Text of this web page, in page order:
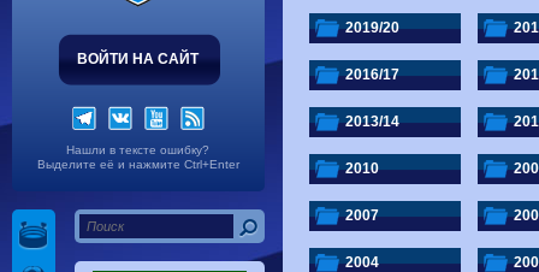
ВОЙТИ НА САЙТ
Нашли в тексте ошибку?
Выделите её и нажмите Ctrl+Enter
2019/20
2016/17
2013/14
2010
2007
2004
Калуга